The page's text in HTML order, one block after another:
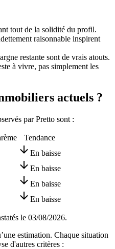
tout de la solidité du profil.
raisonnable inspirent
restante sont de vrais atouts.
à vivre, pas simplement les
actuels ?
par Pretto sont :
Tendance
En baisse
En baisse
En baisse
En baisse
le 03/08/2026.
estimation. Chaque situation
d'autres critères :